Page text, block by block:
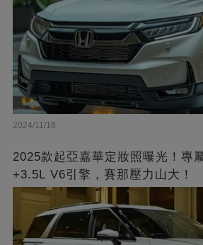
2024/11/18
2025款起亞嘉華定妝照曝光！專
+3.5L V6引擎，賽那壓力山大！